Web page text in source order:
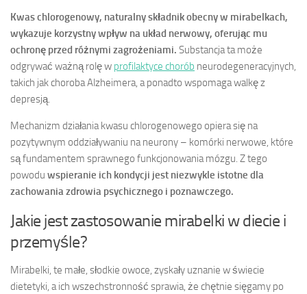
Kwas chlorogenowy, naturalny składnik obecny w mirabelkach,
wykazuje korzystny wpływ na układ nerwowy, oferując mu
ochronę przed różnymi zagrożeniami. Substancja ta może
odgrywać ważną rolę w profilaktyce chorób neurodegeneracyjnych,
takich jak choroba Alzheimera, a ponadto wspomaga walkę z
depresją.
Mechanizm działania kwasu chlorogenowego opiera się na
pozytywnym oddziaływaniu na neurony – komórki nerwowe, które
są fundamentem sprawnego funkcjonowania mózgu. Z tego
powodu wspieranie ich kondycji jest niezwykle istotne dla
zachowania zdrowia psychicznego i poznawczego.
Jakie jest zastosowanie mirabelki w diecie i
przemyśle?
Mirabelki, te małe, słodkie owoce, zyskały uznanie w świecie
dietetyki, a ich wszechstronność sprawia, że chętnie sięgamy po